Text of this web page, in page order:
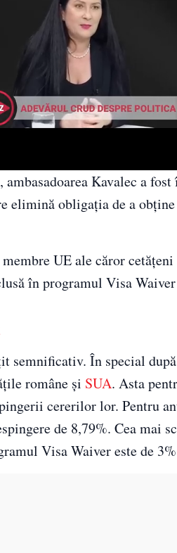
, ambasadoarea Kavalec a
elimină obligația de a
UE ale căror
în programul Visa
semnificativ. În special
române și SUA. Asta
cererilor lor. Pentru
de 8,79%. Cea mai
Visa Waiver este de